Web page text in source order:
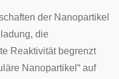
der Nanopartikel
die
Reaktivität begrenzt
Nanopartikel“ auf